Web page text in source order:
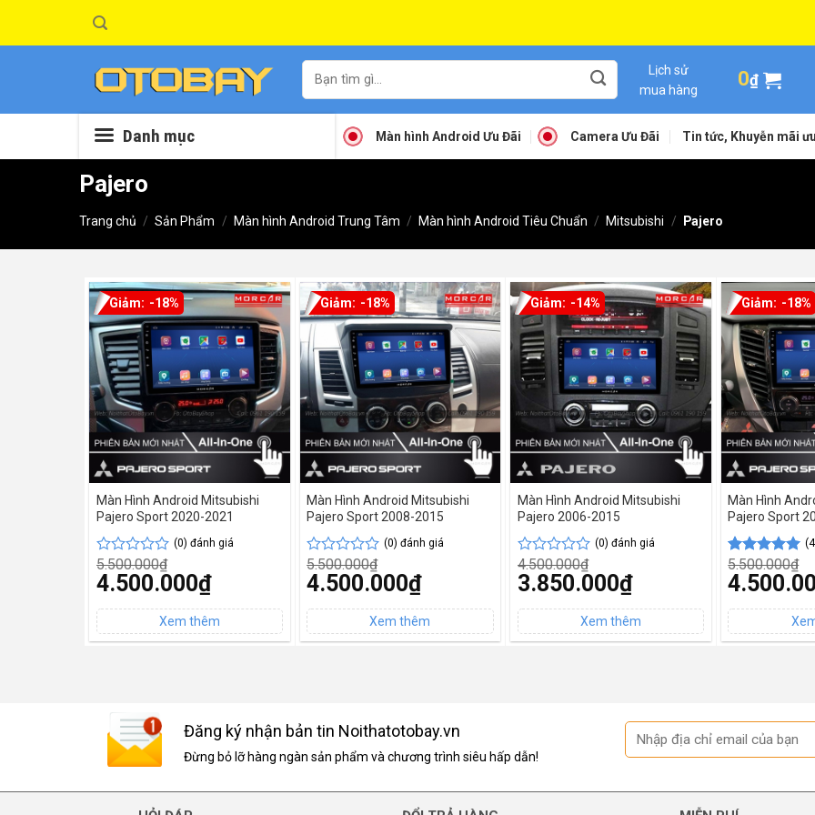
Tìm
kiếm:
Lịch sử
mua hàng
0₫
Danh mục Màn hình Android Ưu Đãi Camera Ưu Đãi Tin tức, Khuyễn mãi
Pajero
Trang chủ / Sản Phẩm / Màn hình Android Trung Tâm / Màn hình Android Tiêu Chuẩn / Mitsubishi / Pajero
-18%
Màn Hình Android Mitsubishi
Pajero Sport 2020-2021
Được
xếp
hạng
0
5
sao
(0) đánh giá
5.500.000₫
Giá
gốc
là:
5.500.000₫.
4.500.000₫
hiện
tại
là:
-18%
Màn Hình Android Mitsubishi
Pajero Sport 2008-2015
Được
xếp
hạng
0
5
sao
(0) đánh giá
5.500.000₫
Giá
gốc
là:
5.500.000₫.
4.500.000₫
hiện
tại
là:
-14%
Màn Hình Android Mitsubishi
Pajero 2006-2015
Được
xếp
hạng
0
5
sao
(0) đánh giá
4.500.000₫
Giá
gốc
là:
4.500.000₫.
3.850.000₫
hiện
tại
là:
-18%
Màn Hình
Pajero Sport
5.00trên 5
dựa trên
4
đánh giá
5.500.000₫
Giá
gốc
là:
5.500.000₫.
hiện
tại
là:
Đăng ký nhận bản tin Noithatotobay.vn
Đừng bỏ lỡ hàng ngàn sản phẩm và chương trình siêu hấp dẫn!